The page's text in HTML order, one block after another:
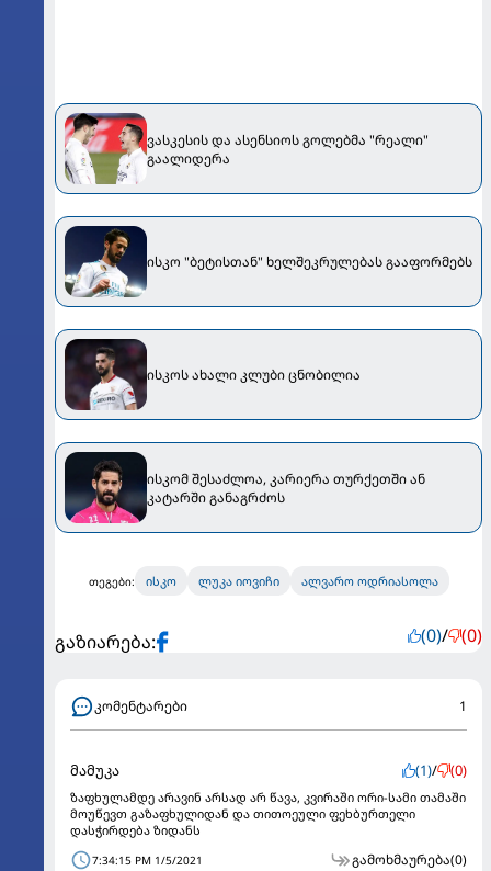
ვასკესის და ასენსიოს გოლებმა "რეალი"
გაალიდერა
ისკო "ბეტისთან" ხელშეკრულებას გააფორმებს
ისკოს ახალი კლუბი ცნობილია
ისკომ შესაძლოა, კარიერა თურქეთში ან
კატარში განაგრძოს
თეგები: ისკო ლუკა იოვიჩი ალვარო ოდრიასოლა
გაზიარება: (0)/ (0)
კომენტარები 1
მამუკა (1)/ (0)
ზაფხულამდე არავინ არსად არ წავა, კვირაში ორი-სამი თამაში
მოუწევთ გაზაფხულიდან და თითოეული ფეხბურთელი
დასჭირდება ზიდანს
7:34:15 PM 1/5/2021 გამოხმაურება(0)